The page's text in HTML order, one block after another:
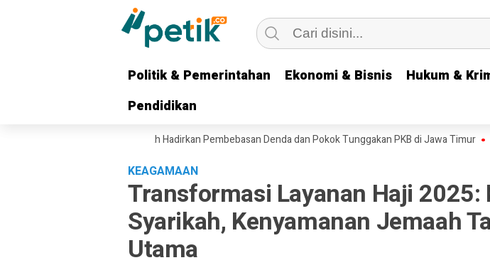
Politik & Pemerintahan Ekonomi & Bisnis Hukum &
Pendidikan
Politik & Pemerintahan Ekonomi & Bisnis Hukum &
Pendidikan
Ojol, Gubernur Khofifah Hadirkan Pembebasan Denda dan Pokok Tunggakan PKB di Jawa Timur
KEAGAMAAN
Transformasi Layanan Haji 2025:
Syarikah, Kenyamanan Jemaah
Utama